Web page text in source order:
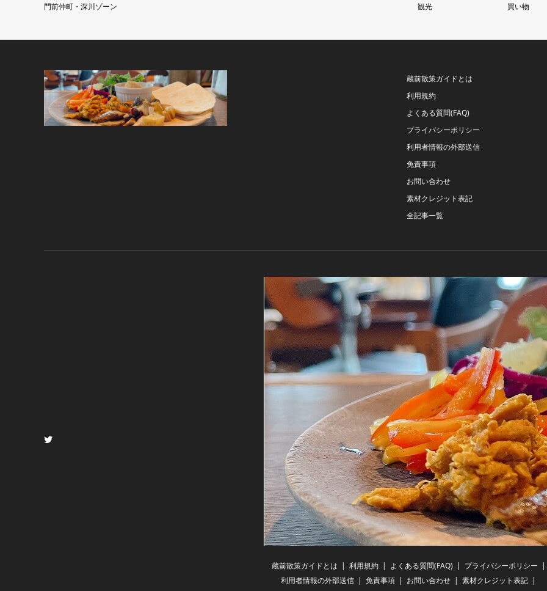
門前仲町・深川ゾーン
観光
買い物
蔵前散策ガイドとは
利用規約
よくある質問(FAQ)
プライバシーポリシー
利用者情報の外部送信
免責事項
お問い合わせ
素材クレジット表記
全記事一覧
蔵前散策ガイドとは 利用規約 よくある質問(FAQ)
プライバシーポリシー
利用者情報の外部送信
免責事項 お問い合わせ
素材クレジット表記